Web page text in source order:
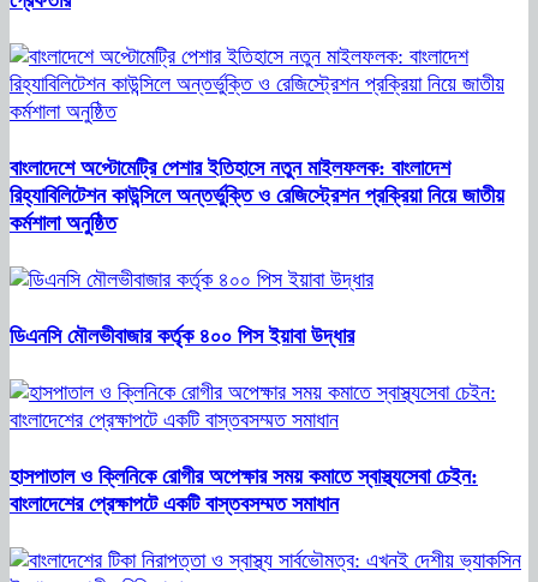
বাংলাদেশে অপ্টোমেট্রি পেশার ইতিহাসে নতুন মাইলফলক: বাংলাদেশ
রিহ্যাবিলিটেশন কাউন্সিলে অন্তর্ভুক্তি ও রেজিস্ট্রেশন প্রক্রিয়া নিয়ে জাতীয়
কর্মশালা অনুষ্ঠিত
ডিএনসি মৌলভীবাজার কর্তৃক ৪০০ পিস ইয়াবা উদ্ধার
হাসপাতাল ও ক্লিনিকে রোগীর অপেক্ষার সময় কমাতে স্বাস্থ্যসেবা চেইন:
বাংলাদেশের প্রেক্ষাপটে একটি বাস্তবসম্মত সমাধান